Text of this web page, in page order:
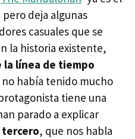
pero deja algunas
casuales que se
la historia existente,
la línea de tiempo
había tenido mucho
tiene una
parado a explicar
tercero, que nos habla